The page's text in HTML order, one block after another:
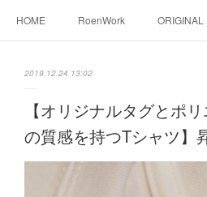
HOME RoenWork ORIGINAL
転写（カッティングシート）昇華転写プリント
シルクスクリーン その他 お
2019.12.24 13:02
【オリジナルタグとポ
の質感を持つTシャツ】